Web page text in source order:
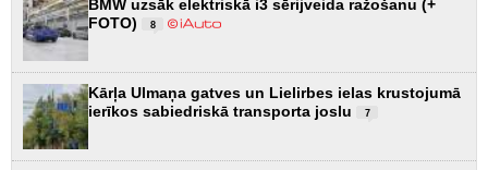
BMW uzsāk elektriskā i3 sērijveida ražošanu (+
FOTO)
8
Kārļa Ulmaņa gatves un Lielirbes ielas krustojumā
ierīkos sabiedriskā transporta joslu
7